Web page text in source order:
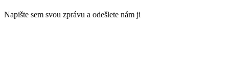
Napište sem svou zprávu a odešlete nám ji